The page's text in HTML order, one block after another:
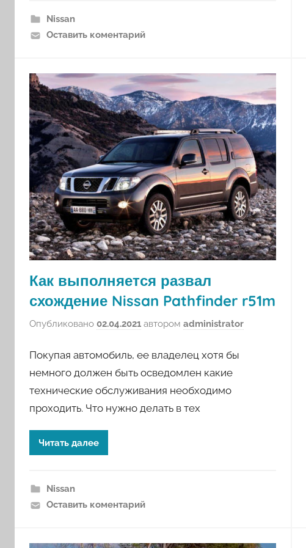
Nissan
Оставить коментарий
Как выполняется развал
схождение Nissan Pathfinder r51m
Опубликовано 02.04.2021 автором administrator
Покупая автомобиль, ее владелец хотя бы
немного должен быть осведомлен какие
технические обслуживания необходимо
проходить. Что нужно делать в тех
Читать далее
Nissan
Оставить коментарий